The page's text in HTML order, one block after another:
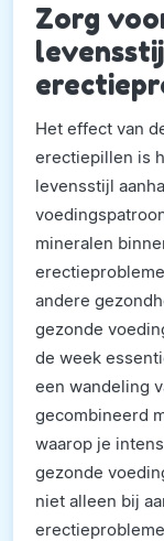
Zorg
Het effect van
erectiepillen is
levensstijl
mineralen
andere
gezonde
de week
een wandeling
gecombineerd
waarop je
gezonde
niet alleen bij